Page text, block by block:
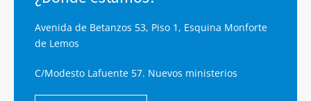
Avenida de Betanzos 53, Piso 1, Esquina Monforte
de Lemos
C/Modesto Lafuente 57. Nuevos ministerios